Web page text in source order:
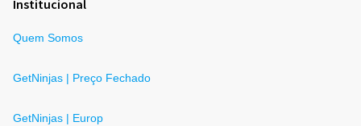
Institucional
Quem Somos
GetNinjas | Preço Fechado
GetNinjas | Europ